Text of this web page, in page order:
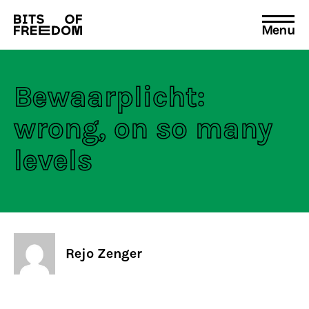
Search
for:
Menu
Bewaarplicht:
wrong, on so many
levels
Rejo Zenger